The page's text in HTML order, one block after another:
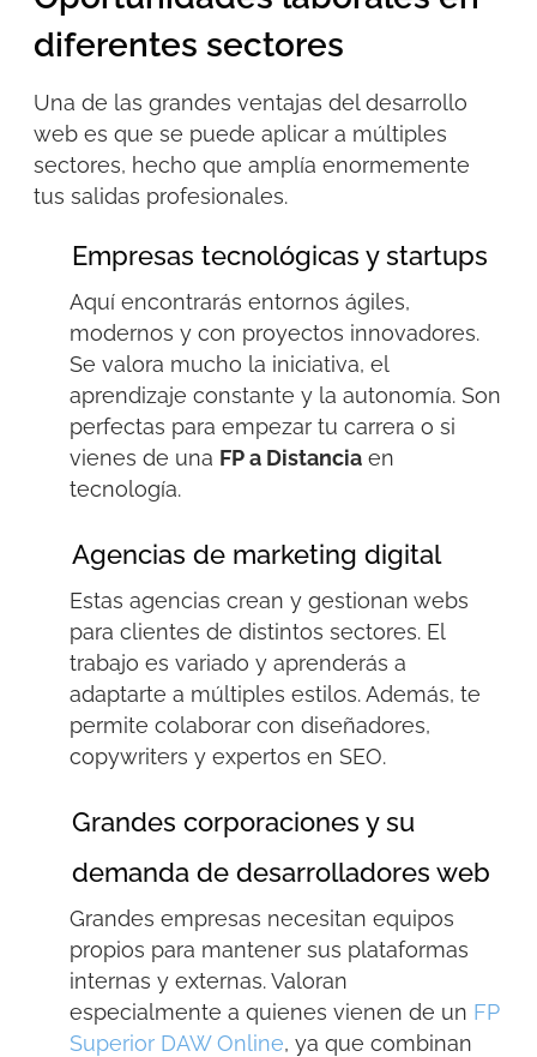
diferentes sectores
Una de las grandes ventajas del desarrollo
web es que se puede aplicar a múltiples
sectores, hecho que amplía enormemente
tus salidas profesionales.
Empresas tecnológicas y startups
Aquí encontrarás entornos ágiles,
modernos y con proyectos innovadores.
Se valora mucho la iniciativa, el
aprendizaje constante y la autonomía. Son
perfectas para empezar tu carrera o si
vienes de una FP a Distanciaen
tecnología.
Agencias de marketing digital
Estas agencias crean y gestionan webs
para clientes de distintos sectores. El
trabajo es variado y aprenderás a
adaptarte a múltiples estilos. Además, te
permite colaborar con diseñadores,
copywriters y expertos en SEO.
Grandes corporaciones y su
demanda de desarrolladores web
Grandes empresas necesitan equipos
propios para mantener sus plataformas
internas y externas. Valoran
especialmente a quienes vienen de un FP
Superior DAW Online, ya que combinan